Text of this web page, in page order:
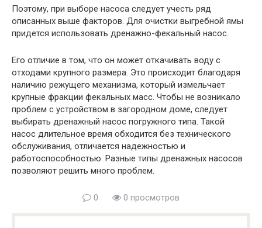
Поэтому, при выборе насоса следует учесть ряд
описанных выше факторов. Для очистки выгребной ямы
придется использовать дренажно-фекальный насос.
Его отличие в том, что он может откачивать воду с
отходами крупного размера. Это происходит благодаря
наличию режущего механизма, который измельчает
крупные фракции фекальных масс. Чтобы не возникало
проблем с устройством в загородном доме, следует
выбирать дренажный насос погружного типа. Такой
насос длительное время обходится без технического
обслуживания, отличается надежностью и
работоспособностью. Разные типы дренажных насосов
позволяют решить много проблем.
0 0 просмотров